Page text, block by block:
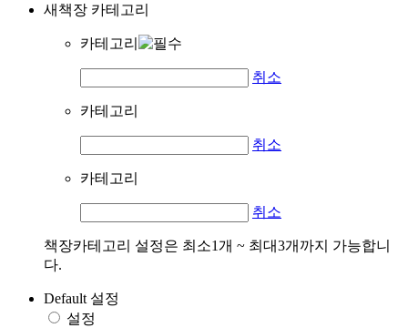
새책장 카테고리
카테고리
취소
카테고리
취소
카테고리
취소
책장카테고리 설정은 최소1개 ~ 최대3개까지 가능합니
다.
Default 설정
설정